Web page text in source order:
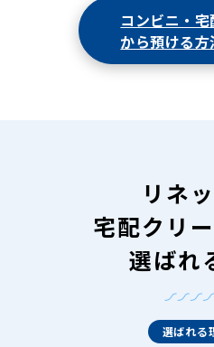
コンビニ・
から預ける方
リネ
宅配クリ
選ばれ
選ばれる